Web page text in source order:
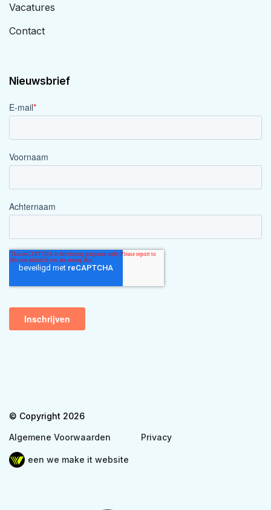
Vacatures
Contact
Nieuwsbrief
© Copyright 2026
Algemene Voorwaarden Privacy
een we make it website